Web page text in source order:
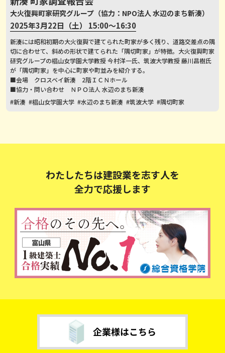
大火復興町家研究グループ（協力：NPO法人 水辺のまち新湊）
2025年3月22日（土） 15:00～16:30
新湊には昭和初期の大火復興で建てられた町家が多く残り、道路交差点の隅
切に合わせて、斜めの形状で建てられた「隅切町家」が特徴。大火復興町家
研究グループの椙山女学園大学教授 今村洋一氏、筑波大学教授 藤川昌樹氏
が「隅切町家」を中心に町家や町並みを紹介する。
■会場 クロスベイ新湊 2階ＩＣＮホール
■協力・問い合わせ ＮＰＯ法人 水辺のまち新湊
#新湊 #椙山女学園大学 #水辺のまち新湊 #筑波大学 #隅切町家
わたしたちは建設業を志す人を
全力で応援します